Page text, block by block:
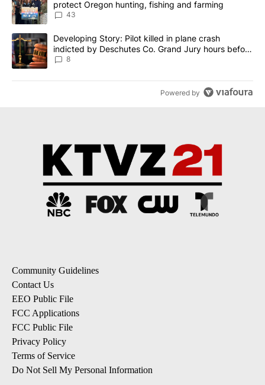
protect Oregon hunting, fishing and farming
43
A trending article titled "Developing Story: Pilot killed in plane
Developing Story: Pilot killed in plane crash
indicted by Deschutes Co. Grand Jury hours before
incident
8
Powered by
Community Guidelines
Contact Us
EEO Public File
FCC Applications
FCC Public File
Privacy Policy
Terms of Service
Do Not Sell My Personal Information